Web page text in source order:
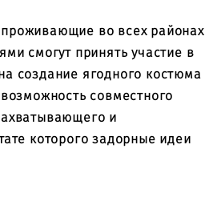
во всех районах
смогут принять участие в
создание ягодного костюма
совместного
и
которого задорные идеи